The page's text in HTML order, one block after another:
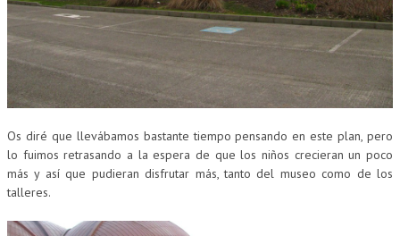
Os diré que llevábamos bastante tiempo pensando en este plan, pero
lo fuimos retrasando a la espera de que los niños crecieran un poco
más y así que pudieran disfrutar más, tanto del museo como de los
talleres.